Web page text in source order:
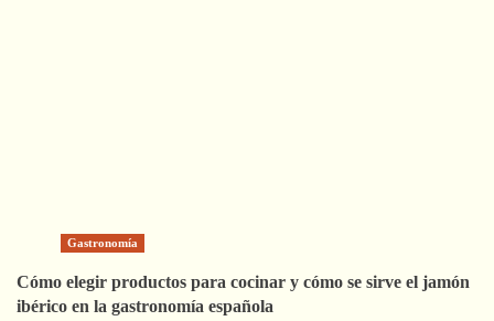
Gastronomía
Cómo elegir productos para cocinar y cómo se sirve el jamón
ibérico en la gastronomía española